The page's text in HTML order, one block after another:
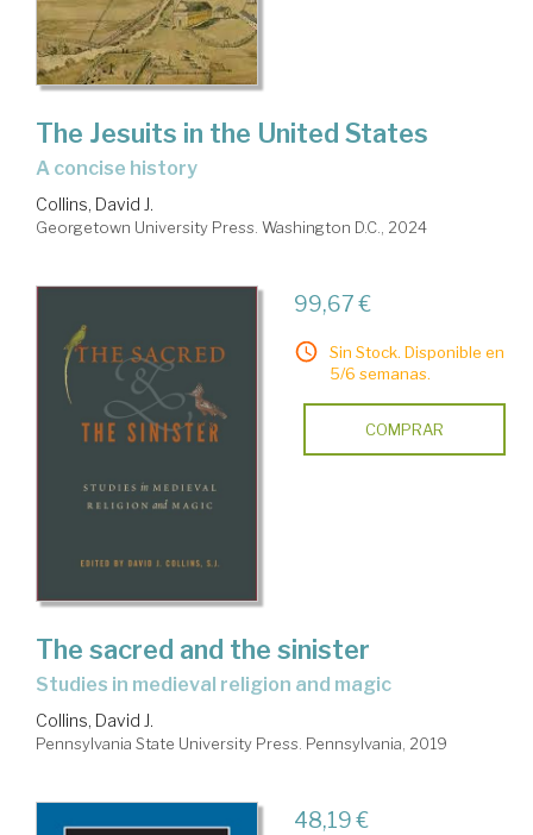
The Jesuits in the United States
a concise history
Collins, David J.
Georgetown University Press. Washington D.C., 2024
99,67 €
Sin Stock. Disponible en
5/6 semanas.
COMPRAR
The sacred and the sinister
studies in medieval religion and magic
Collins, David J.
Pennsylvania State University Press. Pennsylvania, 2019
48,19 €